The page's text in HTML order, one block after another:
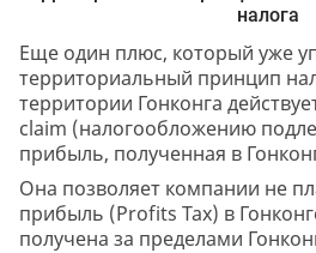
налога
Еще один плюс, который уже
территориальный принцип
территории Гонконга
claim (налогообложению
прибыль, полученная в
Она позволяет компании не
прибыль (Profits Tax) в
получена за пределами